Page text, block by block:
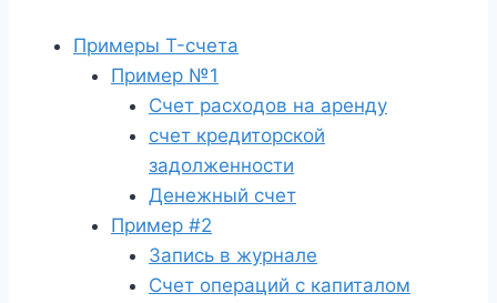
Примеры T-счета
Пример №1
Счет расходов на аренду
счет кредиторской
задолженности
Денежный счет
Пример #2
Запись в журнале
Счет операций с капиталом